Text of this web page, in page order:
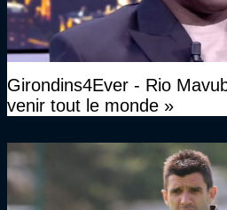
Girondins4Ever - Rio
venir tout le monde »